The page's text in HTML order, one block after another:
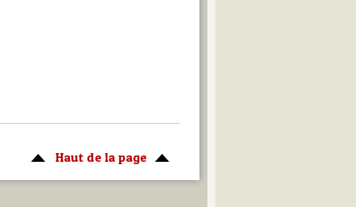
Haut de la page